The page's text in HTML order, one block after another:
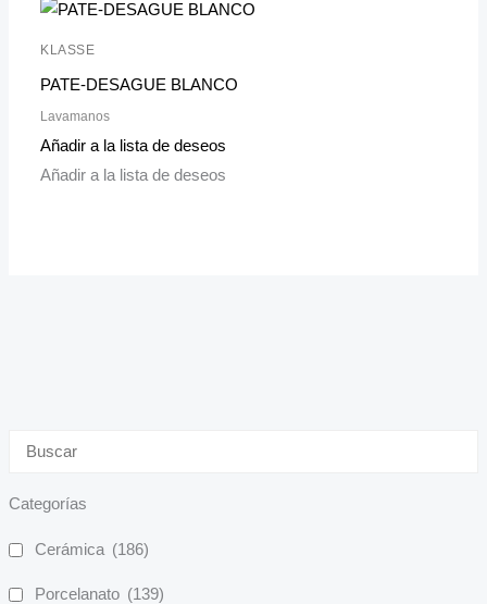
Categorías
Cerámica (186)
Porcelanato (139)
KLASSE
PATE-DESAGUE BLANCO
Lavamanos
Añadir a la lista de deseos
Añadir a la lista de deseos